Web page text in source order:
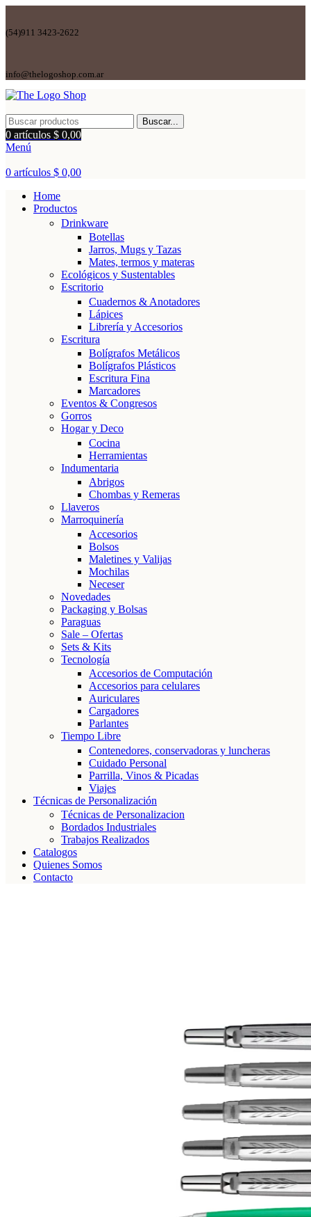
(54)911 3423-2622
info@thelogoshop.com.ar
Buscar...
0 artículos $ 0,00
Menú
0 artículos $ 0,00
Home
Productos
Drinkware
Botellas
Jarros, Mugs y Tazas
Mates, termos y materas
Ecológicos y Sustentables
Escritorio
Cuadernos & Anotadores
Lápices
Librería y Accesorios
Escritura
Bolígrafos Metálicos
Bolígrafos Plásticos
Escritura Fina
Marcadores
Eventos & Congresos
Gorros
Hogar y Deco
Cocina
Herramientas
Indumentaria
Abrigos
Chombas y Remeras
Llaveros
Marroquinería
Accesorios
Bolsos
Maletines y Valijas
Mochilas
Neceser
Novedades
Packaging y Bolsas
Paraguas
Sale – Ofertas
Sets & Kits
Tecnología
Accesorios de Computación
Accesorios para celulares
Auriculares
Cargadores
Parlantes
Tiempo Libre
Contenedores, conservadoras y luncheras
Cuidado Personal
Parrilla, Vinos & Picadas
Viajes
Técnicas de Personalización
Técnicas de Personalizacion
Bordados Industriales
Trabajos Realizados
Catalogos
Quienes Somos
Contacto